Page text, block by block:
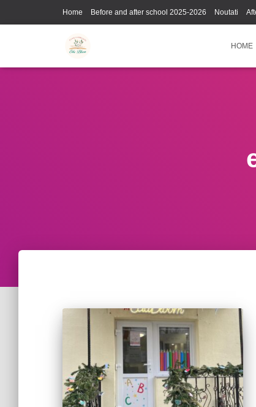
Home Before and after school 2025-2026 Noutati
HOME